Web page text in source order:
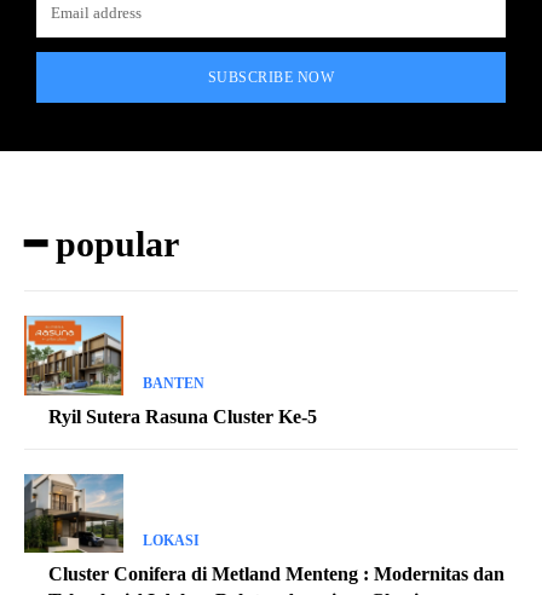
SUBSCRIBE NOW
━ popular
BANTEN
Ryil Sutera Rasuna Cluster Ke-5
LOKASI
Cluster Conifera di Metland Menteng : Modernitas dan